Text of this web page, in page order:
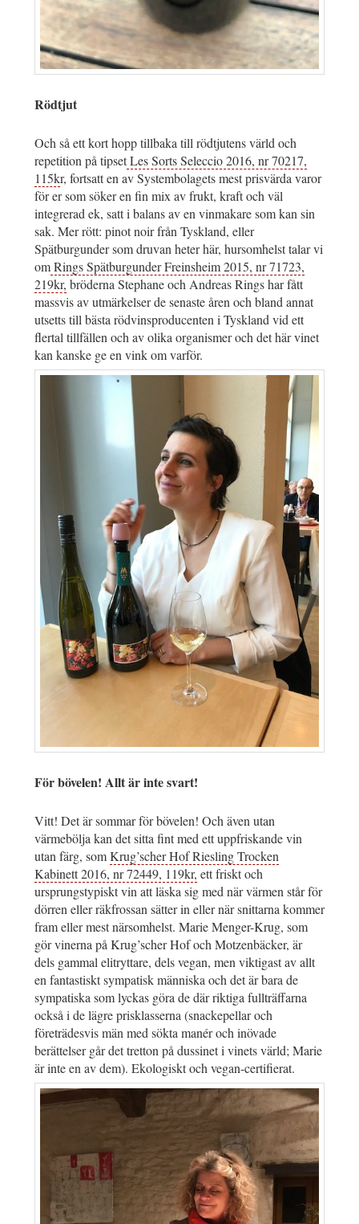
Rödtjut
Och så ett kort hopp tillbaka till rödtjutens värld och
repetition på tipsetLes Sorts Seleccio 2016, nr 70217,
115kr, fortsatt en av Systembolagets mest prisvärda varor
för er som söker en fin mix av frukt, kraft och väl
integrerad ek, satt i balans av en vinmakare som kan sin
sak. Mer rött: pinot noir från Tyskland, eller
Spätburgunder som druvan heter här, hursomhelst talar vi
omRings Spätburgunder Freinsheim 2015, nr 71723,
219kr, bröderna Stephane och Andreas Rings har fått
massvis av utmärkelser de senaste åren och bland annat
utsetts till bästa rödvinsproducenten i Tyskland vid ett
flertal tillfällen och av olika organismer och det här vinet
kan kanske ge en vink om varför.
För bövelen! Allt är inte svart!
Vitt! Det är sommar för bövelen! Och även utan
värmebölja kan det sitta fint med ett uppfriskande vin
utan färg, somKrug’scher Hof Riesling Trocken
Kabinett 2016, nr 72449, 119kr, ett friskt och
ursprungstypiskt vin att läska sig med när värmen står för
dörren eller räkfrossan sätter in eller när snittarna kommer
fram eller mest närsomhelst. Marie Menger-Krug, som
gör vinerna på Krug’scher Hof och Motzenbäcker, är
dels gammal elitryttare, dels vegan, men viktigast av allt
en fantastiskt sympatisk människa och det är bara de
sympatiska som lyckas göra de där riktiga fullträffarna
också i de lägre prisklasserna (snackepellar och
företrädesvis män med sökta manér och inövade
berättelser går det tretton på dussinet i vinets värld; Marie
är inte en av dem). Ekologiskt och vegan-certifierat.